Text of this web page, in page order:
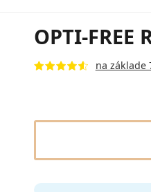
OPTI-
na základe